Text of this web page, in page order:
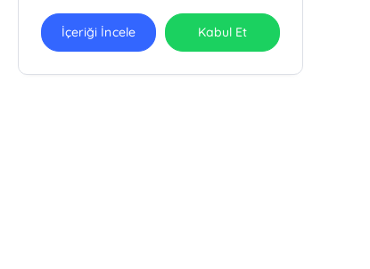
İçeriği İncele Kabul Et